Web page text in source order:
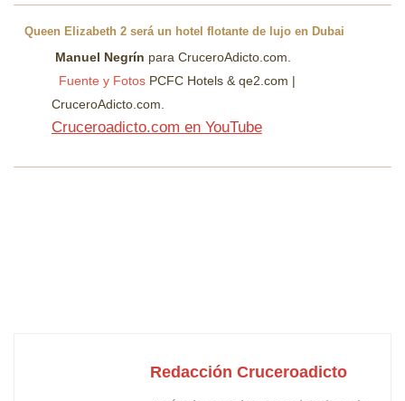
Queen Elizabeth 2 será un hotel flotante de lujo en Dubai
Manuel Negrín para CruceroAdicto.com.
Fuente y FotosPCFC Hotels & qe2.com |
CruceroAdicto.com.
Cruceroadicto.com en YouTube
Redacción Cruceroadicto